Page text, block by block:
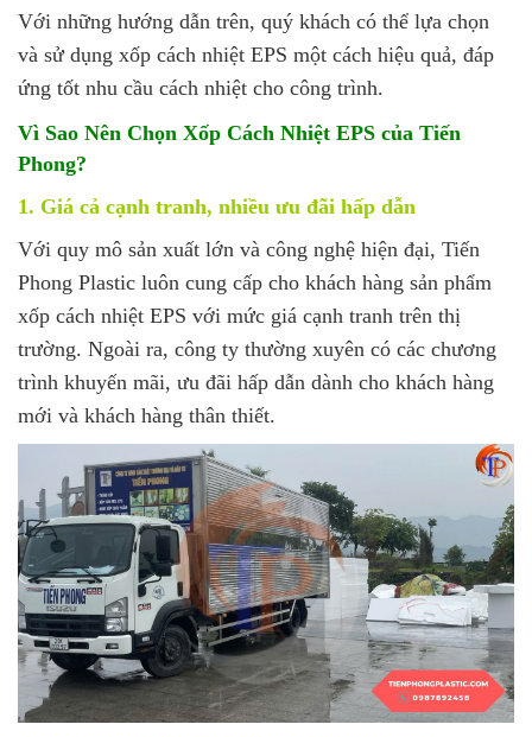
Với những hướng dẫn trên, quý khách có thể lựa chọn
và sử dụng xốp cách nhiệt EPS một cách hiệu quả, đáp
ứng tốt nhu cầu cách nhiệt cho công trình.
Vì Sao Nên Chọn Xốp Cách Nhiệt EPS của Tiến
Phong?
1. Giá cả cạnh tranh, nhiều ưu đãi hấp dẫn
Với quy mô sản xuất lớn và công nghệ hiện đại, Tiến
Phong Plastic luôn cung cấp cho khách hàng sản phẩm
xốp cách nhiệt EPS với mức giá cạnh tranh trên thị
trường. Ngoài ra, công ty thường xuyên có các chương
trình khuyến mãi, ưu đãi hấp dẫn dành cho khách hàng
mới và khách hàng thân thiết.